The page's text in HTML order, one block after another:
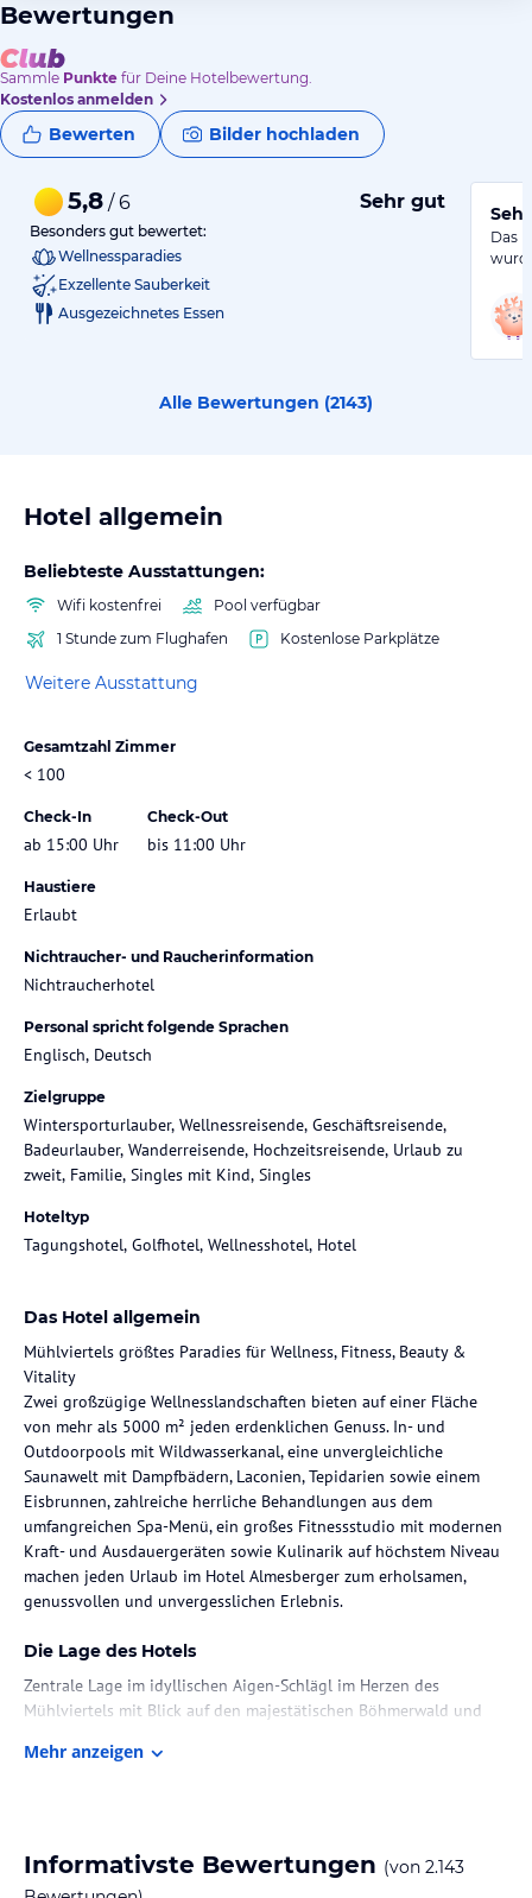
Bewertungen
Sammle Punkte für Deine Hotelbewertung.
Kostenlos anmelden
Bewerten Bilder hochladen
5,8 / 6 Sehr gut
Besonders gut bewertet:
Wellnessparadies
Exzellente Sauberkeit
Ausgezeichnetes Essen
Das
Alle Bewertungen (2143)
Hotel allgemein
Beliebteste Ausstattungen:
Wifi kostenfrei
Pool verfügbar
1 Stunde zum Flughafen
Kostenlose Parkplätze
Weitere Ausstattung
Gesamtzahl Zimmer
< 100
Check-In
ab 15:00 Uhr
Check-Out
bis 11:00 Uhr
Haustiere
Erlaubt
Nichtraucher- und Raucherinformation
Nichtraucherhotel
Personal spricht folgende Sprachen
Englisch, Deutsch
Zielgruppe
Wintersporturlauber, Wellnessreisende, Geschäftsreisende,
Badeurlauber, Wanderreisende, Hochzeitsreisende, Urlaub zu
zweit, Familie, Singles mit Kind, Singles
Hoteltyp
Tagungshotel, Golfhotel, Wellnesshotel, Hotel
Das Hotel allgemein
Mühlviertels größtes Paradies für Wellness, Fitness, Beauty &
Vitality
Zwei großzügige Wellnesslandschaften bieten auf einer Fläche
von mehr als 5000 m² jeden erdenklichen Genuss. In- und
Outdoorpools mit Wildwasserkanal, eine unvergleichliche
Saunawelt mit Dampfbädern, Laconien, Tepidarien sowie einem
Eisbrunnen, zahlreiche herrliche Behandlungen aus dem
umfangreichen Spa-Menü, ein großes Fitnessstudio mit modernen
Kraft- und Ausdauergeräten sowie Kulinarik auf höchstem Niveau
machen jeden Urlaub im Hotel Almesberger zum erholsamen,
genussvollen und unvergesslichen Erlebnis.
Die Lage des Hotels
Zentrale Lage im idyllischen Aigen-Schlägl im Herzen des
Mühlviertels mit Blick auf den majestätischen Böhmerwald und
eingebettet in die wunderbare Ruhe der unberührten Natur, die
Mehr anzeigen
Informativste Bewertungen (von 2.143